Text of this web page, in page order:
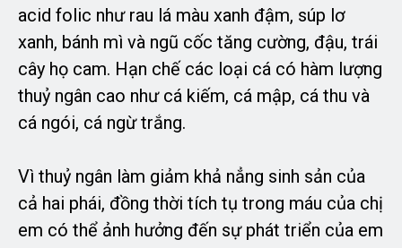
acid folic như rau lá màu xanh đậm, súp lơ
xanh, bánh mì và ngũ cốc tăng cường, đậu, trái
cây họ cam. Hạn chế các loại cá có hàm lượng
thuỷ ngân cao như cá kiếm, cá mập, cá thu và
cá ngói, cá ngừ trắng.
Vì thuỷ ngân làm giảm khả nẳng sinh sản của
cả hai phái, đồng thời tích tụ trong máu của chị
em có thể ảnh hưởng đến sự phát triển của em